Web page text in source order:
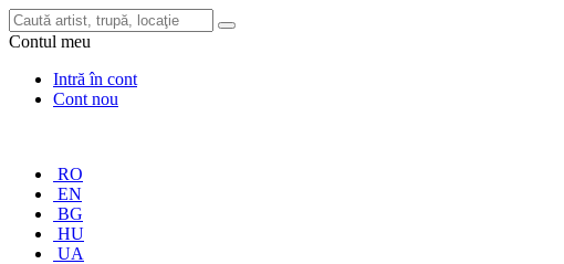
Contul meu
Intră în cont
Cont nou
RO
EN
BG
HU
UA